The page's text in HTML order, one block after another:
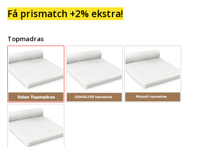
Få prismatch +2% ekstra!
Topmadras